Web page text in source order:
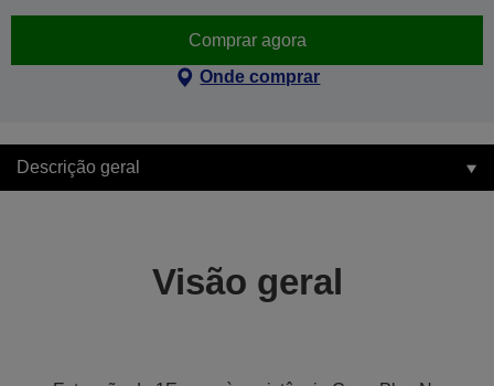
Comprar agora
Onde comprar
Descrição geral
Visão geral